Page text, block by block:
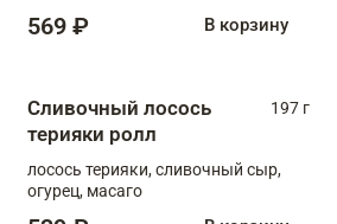
569 ₽ В корзину
Сливочный лосось
терияки ролл
197 г
лосось терияки, сливочный сыр,
огурец, масаго